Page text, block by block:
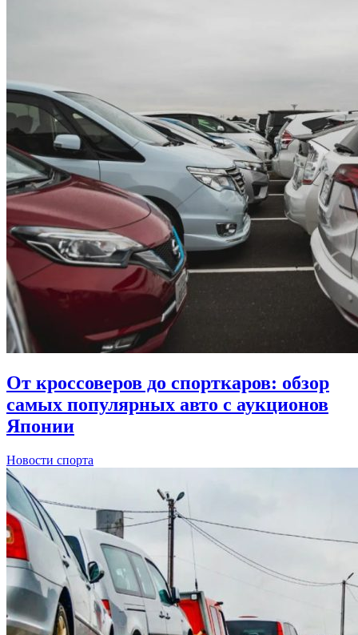
От кроссоверов до спорткаров: обзор
самых популярных авто с аукционов
Японии
Новости спорта